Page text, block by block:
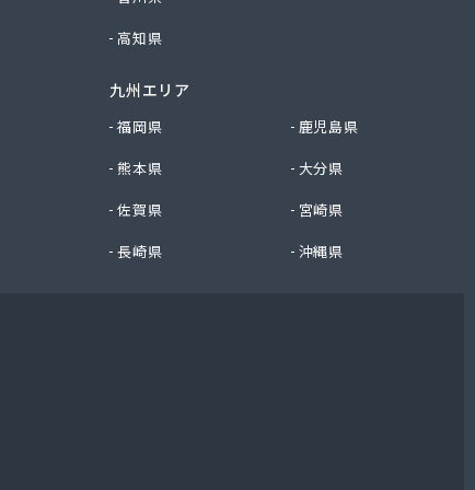
高知県
九州エリア
福岡県
鹿児島県
熊本県
大分県
佐賀県
宮崎県
長崎県
沖縄県